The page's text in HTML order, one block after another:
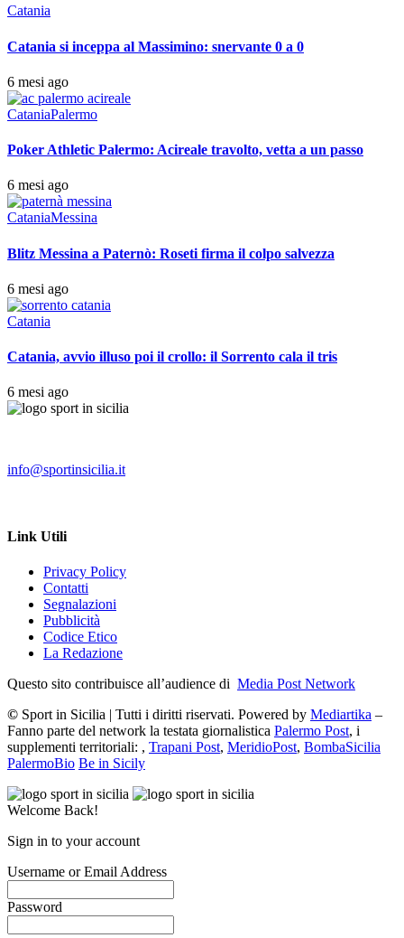
Catania
Catania si inceppa al Massimino: snervante 0 a 0
6 mesi ago
CataniaPalermo
Poker Athletic Palermo: Acireale travolto, vetta a un passo
6 mesi ago
CataniaMessina
Blitz Messina a Paternò: Roseti firma il colpo salvezza
6 mesi ago
Catania
Catania, avvio illuso poi il crollo: il Sorrento cala il tris
6 mesi ago
info@sportinsicilia.it
Link Utili
Privacy Policy
Contatti
Segnalazioni
Pubblicità
Codice Etico
La Redazione
Questo sito contribuisce all’audience di Media Post Network
© Sport in Sicilia | Tutti i diritti riservati. Powered by Mediartika –
Fanno parte del network la testata giornalistica Palermo Post, i
supplementi territoriali: , Trapani Post, MeridioPost, BombaSicilia
PalermoBio Be in Sicily
Welcome Back!
Sign in to your account
Username or Email Address
Password